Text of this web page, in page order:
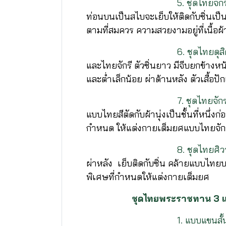
5. ชุดไทยจัก
ท่อนบนเป็นสไบจะเย็บให้ติดกับซิ่นเ
ตามที่สมควร ความสวยงามอยู่ที่เนื้อผ้
6. ชุดไทยดุสิ
และไทยจักรี ตัวซิ่นยาว มีจีบยกข้างห
และต่ำเล็กน้อย ผ่าด้านหลัง ตัวเสื้อปั
7. ชุดไทยจักร
แบบไทยสีตัดกับผ้านุ่งเป็นชั้นที่หนึ่งก่
กำหนด ให้แต่งกายเต็มยศแบบไทยจั
8. ชุดไทยศิว
ผ่าหลัง เย็บติดกับซิ่น คล้ายแบบไทย
พิเศษที่กำหนดให้แต่งกายเต็มยศ
ชุดไทยพระราชทาน 3
1. แบบแขนสั้